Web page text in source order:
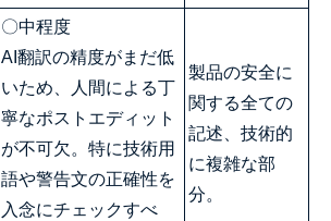
〇中程度
AI翻訳の精度がまだ低
いため、人間による丁
寧なポストエディット
が不可欠。特に技術用
語や警告文の正確性を
入念にチェックすべ
製品の安全に
関する全ての
記述、技術的
に複雑な部
分。